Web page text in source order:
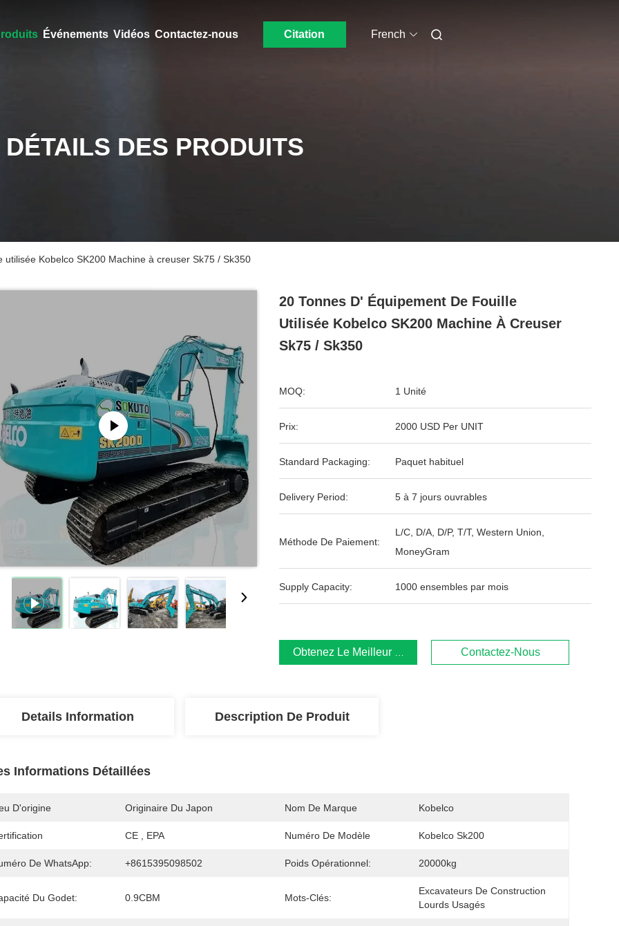
Événements Vidéos Contactez-nous Citation French
DÉTAILS DES PRODUITS
Kobelco SK200 Machine à creuser Sk75 / Sk350
20 Tonnes D' Équipement De Fouille
Utilisée Kobelco SK200 Machine À Creuser
Sk75 / Sk350
MOQ: 1 Unité
Prix: 2000 USD Per UNIT
Standard Packaging: Paquet habituel
Delivery Period: 5 à 7 jours ouvrables
Méthode De Paiement:
L/C, D/A, D/P, T/T, Western Union,
MoneyGram
Supply Capacity: 1000 ensembles par mois
Obtenez Le Meilleur Prix Contactez-Nous
Details Information Description De Produit
Informations Détaillées
D'origine Originaire Du Japon Nom De Marque Kobelco
CE , EPA Numéro De Modèle Kobelco Sk200
De WhatsApp: +8615395098502 Poids Opérationnel: 20000kg
Du Godet: 0.9CBM Mots-Clés:
Excavateurs De Construction
Lourds Usagés